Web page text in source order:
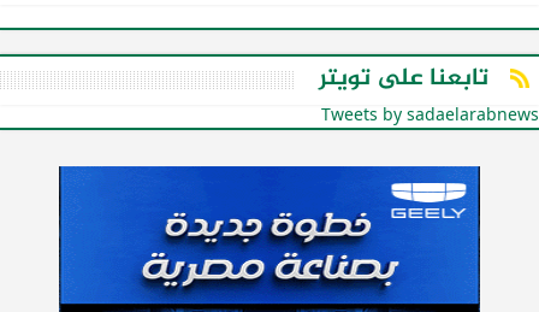
تابعنا على تويتر
Tweets by sadaelarabnews